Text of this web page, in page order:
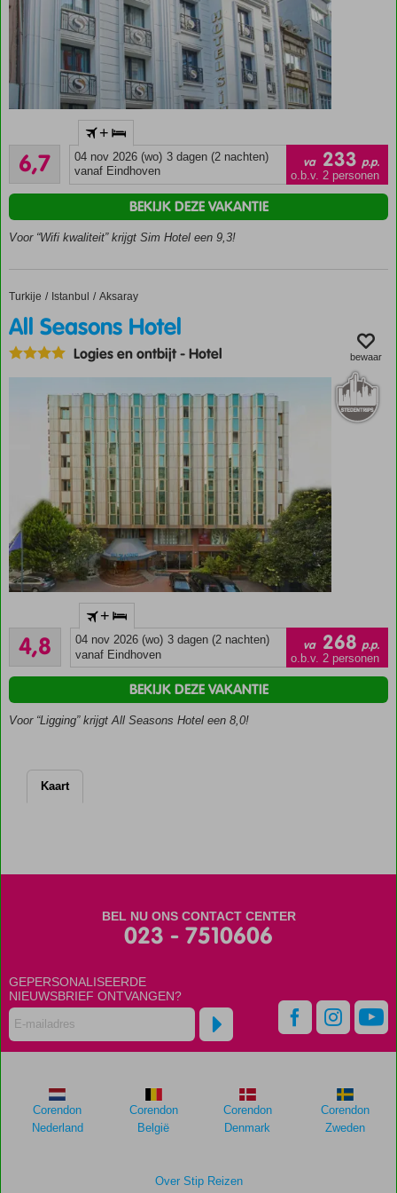
in de
wijk
Aksaray
comfortabele
restaurants
en bars in
de directe
omgeving
Diverse
bezienswaardigheden
op loopafstand
6,7
Ruim voldoende
3
beoordelingen
+
04 nov 2026 (wo) 3 dagen (2 nachten)
vanaf Eindhoven
va 233 p.p.
o.b.v. 2 personen
Voor “Wifi kwaliteit” krijgt Sim Hotel een 9,3!
BEKIJK DEZE VAKANTIE
Home
Turkije Istanbul Aksaray
All Seasons Hotel
All Seasons Hotel
Logies en ontbijt-Hotel bewaar
de wijk
Findikzade
Mooie
Gratis
ontbijt!
4,8
Voldoende
4
beoordelingen
+
04 nov 2026 (wo) 3 dagen (2 nachten)
vanaf Eindhoven
va 268 p.p.
o.b.v. 2 personen
Voor “Ligging” krijgt All Seasons Hotel een 8,0!
BEKIJK DEZE VAKANTIE
Kaart
BEL NU ONS CONTACT CENTER
023 - 7510606
GEPERSONALISEERDE
NIEUWSBRIEF ONTVANGEN?
Over Stip Reizen
Corendon
Nederland
Corendon
België
Corendon
Denmark
Corendon
Zweden